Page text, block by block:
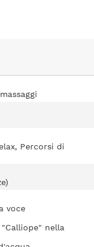
Percorsi di
voce
nella